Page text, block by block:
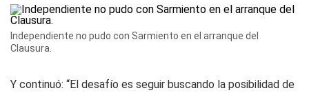
Independiente no pudo con Sarmiento en el arranque del
Clausura.
Y continuó: “El desafío es seguir buscando la posibilidad de